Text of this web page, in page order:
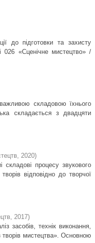
до підготовки та захисту
026 «Сценічне мистецтво» /
складовою їхнього
складається з двадцяти
, 2020)
складові процесу звукового
відповідно до творчої
, 2017)
засобів, технік виконання,
творів мистецтва». Основною